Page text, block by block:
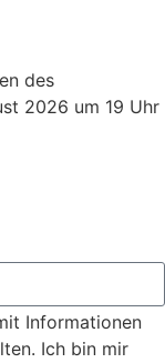
des
2026 um 19 Uhr
Informationen
Ich bin mir